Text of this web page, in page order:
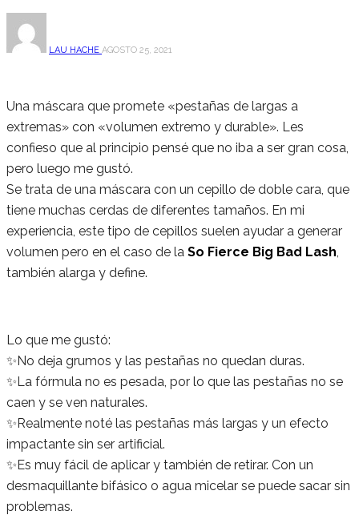
LAU HACHE AGOSTO 25, 2021
Una máscara que promete «pestañas de largas a
extremas» con «volumen extremo y durable». Les
confieso que al principio pensé que no iba a ser gran cosa,
pero luego me gustó.
Se trata de una máscara con un cepillo de doble cara, que
tiene muchas cerdas de diferentes tamaños. En mi
experiencia, este tipo de cepillos suelen ayudar a generar
volumen pero en el caso de la So Fierce Big Bad Lash
también alarga y define.
Lo que me gustó:
✨No deja grumos y las pestañas no quedan duras.
✨La fórmula no es pesada, por lo que las pestañas no se
caen y se ven naturales.
✨Realmente noté las pestañas más largas y un efecto
impactante sin ser artificial.
✨Es muy fácil de aplicar y también de retirar. Con un
desmaquillante bifásico o agua micelar se puede sacar sin
problemas.